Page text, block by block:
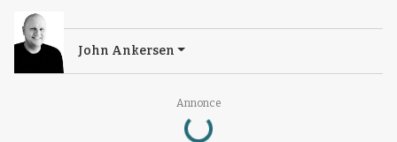
Annonce
Loading...
John Ankersen